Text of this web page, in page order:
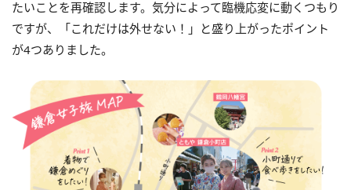
たいことを再確認します。気分によって臨機応変に動くつもり
ですが、「これだけは外せない！」と盛り上がったポイント
が4つありました。